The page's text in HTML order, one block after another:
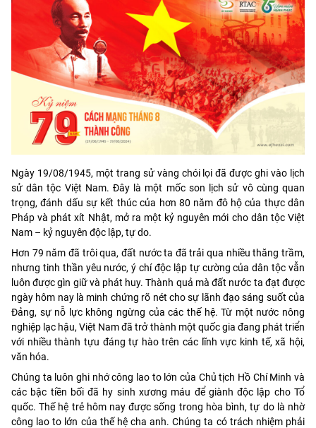
Ngày 19/08/1945, một trang sử vàng chói lọi đã được ghi vào lịch
sử dân tộc Việt Nam. Đây là một mốc son lịch sử vô cùng quan
trọng, đánh dấu sự kết thúc của hơn 80 năm đô hộ của thực dân
Pháp và phát xít Nhật, mở ra một kỷ nguyên mới cho dân tộc Việt
Nam – kỷ nguyên độc lập, tự do.
Hơn 79 năm đã trôi qua, đất nước ta đã trải qua nhiều thăng trầm,
nhưng tinh thần yêu nước, ý chí độc lập tự cường của dân tộc vẫn
luôn được gìn giữ và phát huy. Thành quả mà đất nước ta đạt được
ngày hôm nay là minh chứng rõ nét cho sự lãnh đạo sáng suốt của
Đảng, sự nỗ lực không ngừng của các thế hệ. Từ một nước nông
nghiệp lạc hậu, Việt Nam đã trở thành một quốc gia đang phát triển
với nhiều thành tựu đáng tự hào trên các lĩnh vực kinh tế, xã hội,
văn hóa.
Chúng ta luôn ghi nhớ công lao to lớn của Chủ tịch Hồ Chí Minh và
các bậc tiền bối đã hy sinh xương máu để giành độc lập cho Tổ
quốc. Thế hệ trẻ hôm nay được sống trong hòa bình, tự do là nhờ
công lao to lớn của thế hệ cha anh. Chúng ta có trách nhiệm phải